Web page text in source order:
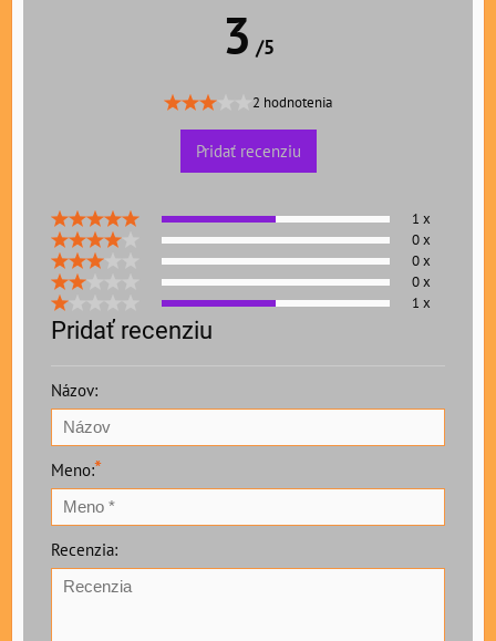
3 /5
2 hodnotenia
Pridať recenziu
1 x
0 x
0 x
0 x
1 x
Pridať recenziu
Názov:
Meno:*
Recenzia: